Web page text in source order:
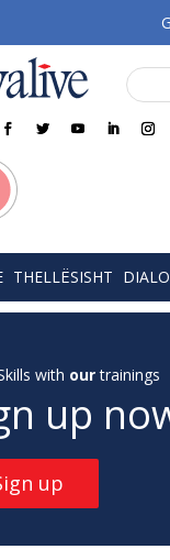
THELLËSISHT
with ourtrainings
up
up